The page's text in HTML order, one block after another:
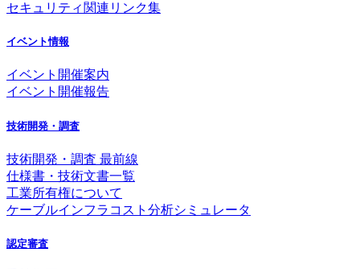
セキュリティ関連リンク集
イベント情報
イベント開催案内
イベント開催報告
技術開発・調査
技術開発・調査 最前線
仕様書・技術文書一覧
工業所有権について
ケーブルインフラコスト分析シミュレータ
認定審査